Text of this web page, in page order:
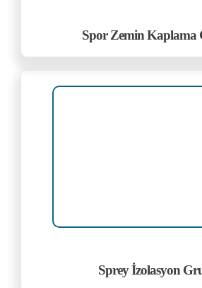
Spor Zemin Kaplama
Sprey İzolasyon